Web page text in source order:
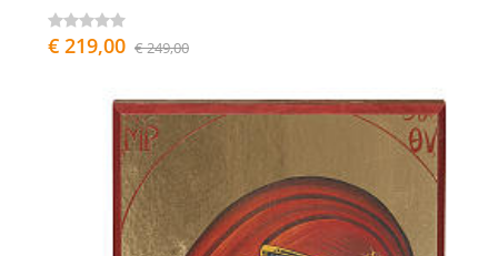
€ 219,00 € 249,00